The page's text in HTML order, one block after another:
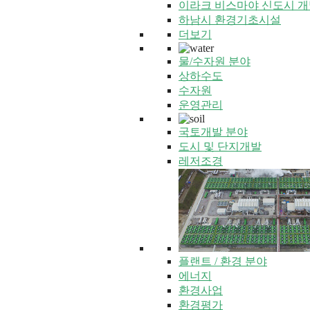
이라크 비스마야 신도시
하남시 환경기초시설
더보기
물/수자원 분야
상하수도
수자원
운영관리
국토개발 분야
도시 및 단지개발
레저조경
플랜트 / 환경 분야
에너지
환경사업
환경평가